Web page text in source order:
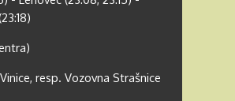
resp. Vozovna Strašnice